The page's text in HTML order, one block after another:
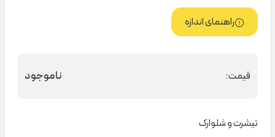
راهنمای اندازه
قیمت: ناموجود
تیشرت و شلوارک